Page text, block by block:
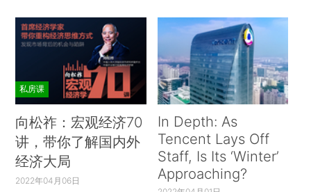
私房课
向松祚：宏观经济70
讲，带你了解国内外
经济大局
2022年04月06日
In Depth: As
Tencent Lays Off
Staff, Is Its ‘Winter’
Approaching?